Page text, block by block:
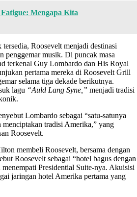
Mengapa Kita
Roosevelt menjadi destinasi
penggemar musik. Di puncak masa
terkenal Guy Lombardo dan His Royal
pertama mereka di Roosevelt Grill
selama tiga dekade berikutnya.
lagu “Auld Lang Syne,” menjadi tradisi
Lombardo sebagai “satu-satunya
menciptakan tradisi Amerika,” yang
Roosevelt.
membeli Roosevelt, bersama dengan
Roosevelt sebagai “hotel bagus dengan
Presidential Suite-nya. Akuisisi
jaringan hotel Amerika pertama yang